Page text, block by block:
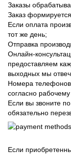
Заказы
Заказ
Если оплата
тот же день;
Отправка
Онлайн-
предоставляем
выходных мы
Номера
согласно
Если вы звоните
обязательно
Если